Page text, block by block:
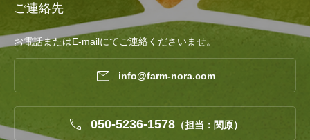
ご連絡先
お電話またはE-mailにてご連絡くださいませ。
 info@farm-nora.com
 050-5236-1578 （担当：関原）